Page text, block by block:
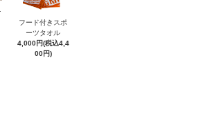
フード付きスポ
ーツタオル
4,000円(税込4,4
00円)